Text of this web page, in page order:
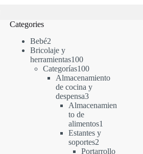
Categories
Bebé22
productos
Bricolaje y
herramientas100100
productos
Categorías100100
productos
Almacenamiento
de cocina y
despensa33
productos
Almacenamien
to de
alimentos1
Estantes y
soportes22
productos
Portarrollo